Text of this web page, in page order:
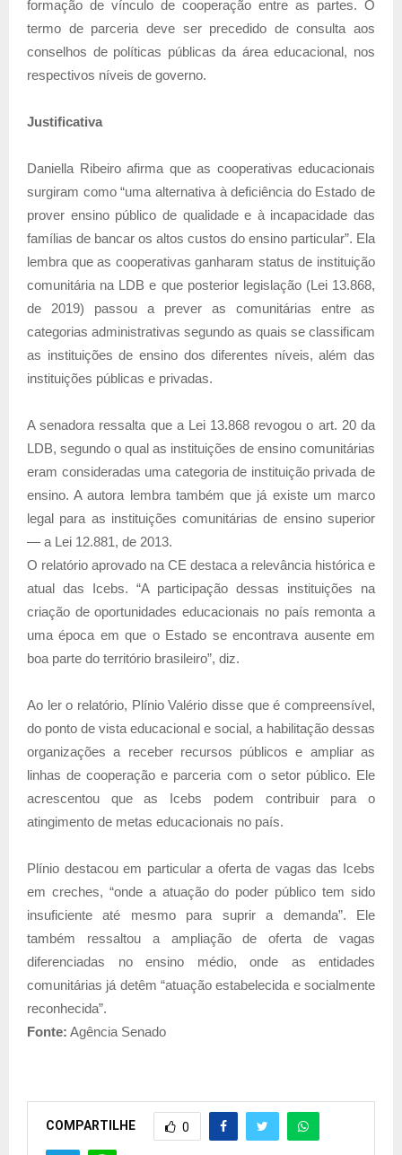
formação de vínculo de cooperação entre as partes. O
termo de parceria deve ser precedido de consulta aos
conselhos de políticas públicas da área educacional, nos
respectivos níveis de governo.
Justificativa
Daniella Ribeiro afirma que as cooperativas educacionais
surgiram como “uma alternativa à deficiência do Estado de
prover ensino público de qualidade e à incapacidade das
famílias de bancar os altos custos do ensino particular”. Ela
lembra que as cooperativas ganharam status de instituição
comunitária na LDB e que posterior legislação (Lei 13.868,
de 2019) passou a prever as comunitárias entre as
categorias administrativas segundo as quais se classificam
as instituições de ensino dos diferentes níveis, além das
instituições públicas e privadas.
A senadora ressalta que a Lei 13.868 revogou o art. 20 da
LDB, segundo o qual as instituições de ensino comunitárias
eram consideradas uma categoria de instituição privada de
ensino. A autora lembra também que já existe um marco
legal para as instituições comunitárias de ensino superior
— a Lei 12.881, de 2013.
O relatório aprovado na CE destaca a relevância histórica e
atual das Icebs. “A participação dessas instituições na
criação de oportunidades educacionais no país remonta a
uma época em que o Estado se encontrava ausente em
boa parte do território brasileiro”, diz.
Ao ler o relatório, Plínio Valério disse que é compreensível,
do ponto de vista educacional e social, a habilitação dessas
organizações a receber recursos públicos e ampliar as
linhas de cooperação e parceria com o setor público. Ele
acrescentou que as Icebs podem contribuir para o
atingimento de metas educacionais no país.
Plínio destacou em particular a oferta de vagas das Icebs
em creches, “onde a atuação do poder público tem sido
insuficiente até mesmo para suprir a demanda”. Ele
também ressaltou a ampliação de oferta de vagas
diferenciadas no ensino médio, onde as entidades
comunitárias já detêm “atuação estabelecida e socialmente
reconhecida”.
Fonte: Agência Senado
COMPARTILHE 0